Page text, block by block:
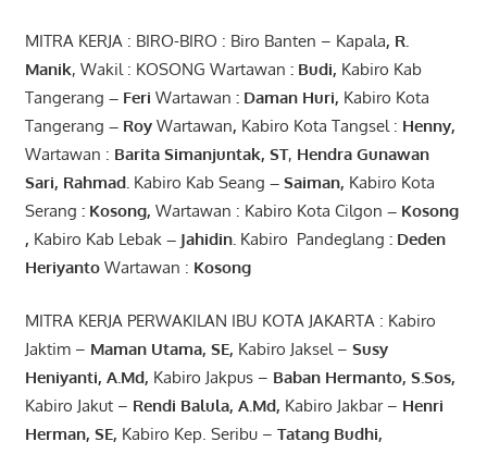
MITRA KERJA : BIRO-BIRO : Biro Banten – Kapala, R.
Manik, Wakil : KOSONG Wartawan : Budi, Kabiro Kab
Tangerang – Feri Wartawan : Daman Huri, Kabiro Kota
Tangerang – RoyWartawan, Kabiro Kota Tangsel : Henny,
Wartawan : Barita Simanjuntak, ST, Hendra Gunawan
Sari, Rahmad. Kabiro Kab Seang – Saiman, Kabiro Kota
Serang : Kosong, Wartawan : Kabiro Kota Cilgon – Kosong
, Kabiro Kab Lebak– Jahidin. Kabiro Pandeglang : Deden
Heriyanto Wartawan : Kosong
MITRA KERJA PERWAKILAN IBU KOTA JAKARTA : Kabiro
Jaktim – Maman Utama, SE, Kabiro Jaksel – Susy
Heniyanti, A.Md, Kabiro Jakpus – Baban Hermanto, S.Sos,
Kabiro Jakut – Rendi Balula, A.Md, Kabiro Jakbar – Henri
Herman, SE, Kabiro Kep. Seribu – Tatang Budhi,